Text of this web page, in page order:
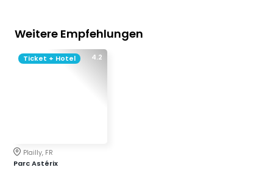
Weitere Empfehlungen
4.2
Ticket + Hotel
Plailly, FR
Parc Astérix